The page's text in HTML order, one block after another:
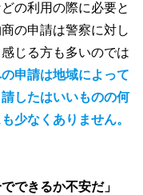
の利用の際に必要と
の申請は警察に対し
じる方も多いのでは
申請は地域によって
したはいいものの何
少なくありません。
できるか不安だ」